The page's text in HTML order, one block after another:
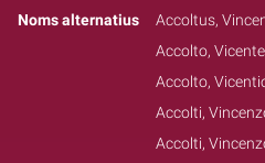
Noms alternatius
Accoltus,
Accolto,
Accolto,
Accolti,
Accolti,